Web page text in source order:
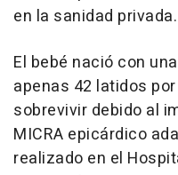
en la sanidad privada.
El bebé nació con
apenas 42 latidos
sobrevivir debido al
MICRA epicárdico
realizado en el